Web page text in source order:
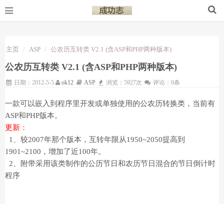
主页 ASP 公农历互转类 V2.1 (含ASP和PHP两种版本)
公农历互转类 V2.1 (含ASP和PHP两种版本)
日期：2012-5-5 ok12 ASP 浏览：5927次 评论：0条
一款可以嵌入到程序里开发或单独使用的公农历转换类，当前有
ASP和PHP版本。
更新：
1、较2007年那个版本，互转年限从1950~2050提高到
1901~2100，增加了近100年。
2、附带采用该类制作的公历节日和农历节日混合的节日倒计时
程序